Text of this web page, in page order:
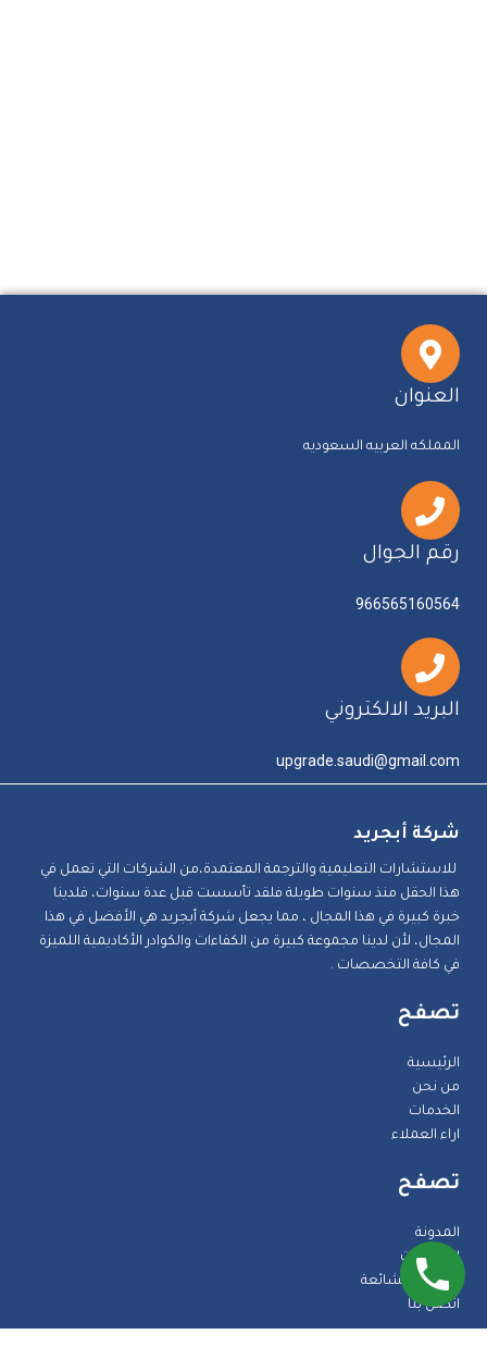
العنوان
المملكه العربيه السعوديه
رقم الجوال
966565160564
البريد الالكتروني
upgrade.saudi@gmail.com
شركة أبجريد
للاستشارات التعليمية والترجمة المعتمدة،من الشركات التي تعمل في
هذا الحقل منذ سنوات طويلة فلقد تأسست قبل عدة سنوات، فلدينا
خبرة كبيرة في هذا المجال ، مما يجعل شركة أبجريد هي الأفضل في هذا
المجال، لأن لدينا مجموعة كبيرة من الكفاءات والكوادر الأكاديمية اللميزة
في كافة التخصصات .
تصفح
الرئيسية
من نحن
الخدمات
اراء العملاء
تصفح
المدونة
الضمانات
الاسئلة الشائعة
اتصل بنا